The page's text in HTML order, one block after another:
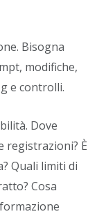
Bisogna
modifiche,
e controlli.
Dove
registrazioni? È
Quali limiti di
Cosa